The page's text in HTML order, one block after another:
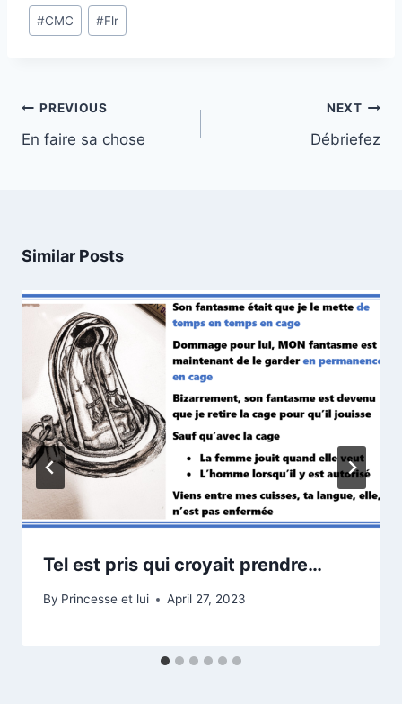
Post
Tags:
#CMC #Flr
Post
navigation
PREVIOUS
En faire sa chose
NEXT
Débriefez
Similar Posts
Tel est pris qui croyait prendre…
By Princesse et lui April 27, 2023